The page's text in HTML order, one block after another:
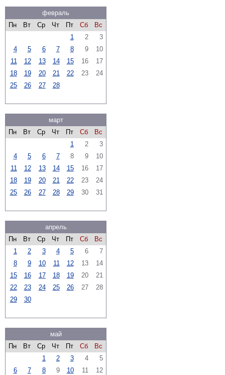
февраль
Пн
Вт Ср Чт Пт Сб
Вс
1
2
3
4
5 6 7 8 9
10
11
12 13 14 15 16
17
18
19 20 21 22 23
24
25
26 27 28
март
Пн
Вт Ср Чт Пт Сб
Вс
1
2
3
4
5 6 7 8 9
10
11
12 13 14 15 16
17
18
19 20 21 22 23
24
25
26 27 28 29 30 31
апрель
Пн
Вт Ср Чт Пт Сб
Вс
1
2 3 4 5 6
7
8
9 10 11 12 13
14
15
16 17 18 19 20
21
22
23 24 25 26 27
28
29
30
май
Пн
Вт Ср Чт Пт Сб
Вс
1
2 3 4
5
6
7 8 9 10 11
12